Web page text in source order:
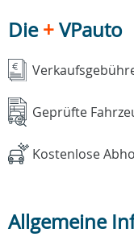
Die+VPauto
Geprüfte
Kostenlose
Allgemeine